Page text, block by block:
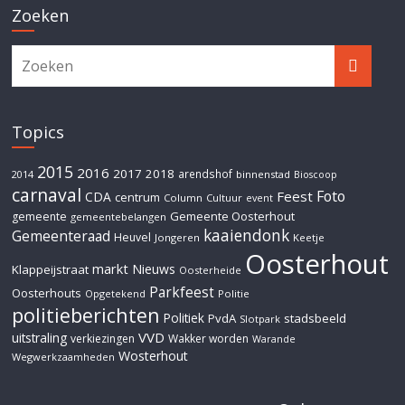
Zoeken
Topics
2014 2015 2016 2017 2018 arendshof binnenstad Bioscoop
carnaval CDA centrum Column Cultuur event Feest Foto
gemeente gemeentebelangen Gemeente Oosterhout
Gemeenteraad Heuvel Jongeren kaaiendonk Keetje
Klappeijstraat markt Nieuws Oosterheide Oosterhout
Oosterhouts Opgetekend Parkfeest Politie
politieberichten Politiek PvdA Slotpark stadsbeeld
uitstraling verkiezingen VVD Wakker worden Warande
Wegwerkzaamheden Wosterhout